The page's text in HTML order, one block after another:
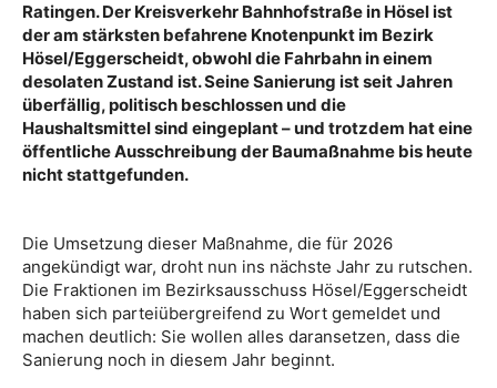
Ratingen. Der Kreisverkehr Bahnhofstraße in Hösel ist
der am stärksten befahrene Knotenpunkt im Bezirk
Hösel/Eggerscheidt, obwohl die Fahrbahn in einem
desolaten Zustand ist. Seine Sanierung ist seit Jahren
überfällig, politisch beschlossen und die
Haushaltsmittel sind eingeplant – und trotzdem hat eine
öffentliche Ausschreibung der Baumaßnahme bis heute
nicht stattgefunden.
Die Umsetzung dieser Maßnahme, die für 2026
angekündigt war, droht nun ins nächste Jahr zu rutschen.
Die Fraktionen im Bezirksausschuss Hösel/Eggerscheidt
haben sich parteiübergreifend zu Wort gemeldet und
machen deutlich: Sie wollen alles daransetzen, dass die
Sanierung noch in diesem Jahr beginnt.